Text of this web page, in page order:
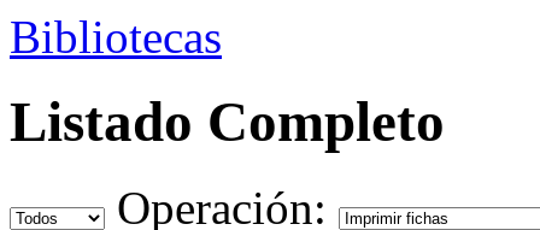
Bibliotecas
Listado Completo
Operación: